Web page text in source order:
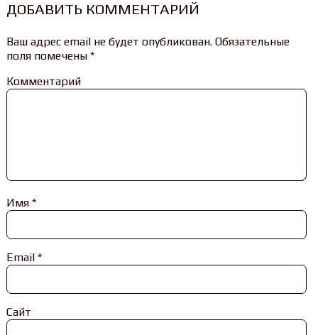
ДОБАВИТЬ КОММЕНТАРИЙ
Ваш адрес email не будет опубликован.Обязательные
поля помечены *
Комментарий
Имя *
Email *
Сайт